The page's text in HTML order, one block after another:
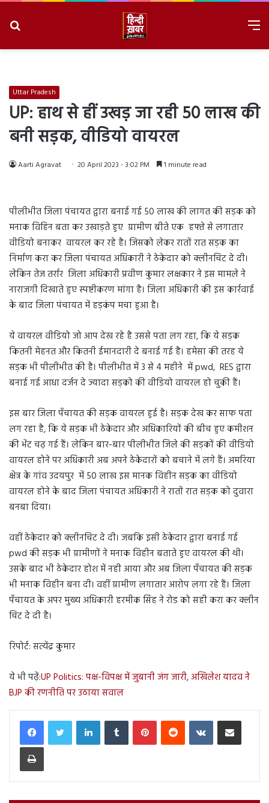
Uttar Pradesh
UP: हाथ से हीं उखड़ जा रही 50 लाख की
बनी सड़क, वीडियो वायरल
Aarti Agravat 20 April 2023 - 3:02 PM 1 minute read
पीलीभीत जिला पंचायत द्वारा बनाई गई 50 लाख की लागत की सड़क को
मनाक विहिन बता कर उखाड़ते हुए ग्रामीण बीते एक हफ्ते से लगातार
वीडियो बनाकर वायरल कर रहे है। जिसको लेकर रातों रात सड़क का
निर्माण करा कर जिला पंचायत अधिकारी ने ठेकेदार को क्लीनचिट दे दी।
लेकिन तेज तर्रार जिला अधिकारी प्रवीण कुमार लक्षकार ने इस मामले ने
नाराजगी दिखाते हुए स्पष्टीकरण मांगा है। जिला अधिकारी की इस कार्रवाई
के बाद जिला पंचायत में हड़कंप मचा हुआ है।
ये वायरल वीडियो जो आप देख रहे है उससे पता लग रहा, कि ये सड़क
कितनी मेहनत और कितनी ईमानदारी दे बनाई गई है। हमेसा की तरह ये
सड़क भी पीलीभीत की है। पीलीभीत में 3 से 4 महीने में pwd, RES द्वारा
बनाई गई आधा दर्जन दे ज्यादा सड़को की वीडियो वायरल हो चुकी हैं।
इस बार जिला पँचायत की सड़क वायरल हुई है। सड़क देख कर साफ पता
लग रहा है, कि ये सड़क भी ठेकेदार और अधिकारियों की बीच हुए कमीशन
की भेंट चढ़ गई हैं। लेकिन बार-बार पीलीभीत जिले की सड़कों की वीडियो
वायरल होने पर अधिकारी अब अपने ठेकेदारों को बचाने में लगे हैं। अमरिया
क्षेत्र के गांव उदयपुर में 50 लाख इस मानक विहीन सड़क का वीडियो
वायरल होने के बाद जिला पंचायत अधिकारी ने रातों रात सड़क को दुवारा
बनबा दिया।
वहीं ठेकेदार को क्लीनचिट दे दी। जबकि इसी ठेकेदार द्वारा बनाई गई
pwd की सड़क भी ग्रामीणों ने मनाक विहीन बताते हुए वायरल की थी।
उसके बाद भी ठेकेदार होश में नही आया और अब जिला पँचायत की सड़क
भी मनाक विहीन बना दी। वहीं ग्रामीण लगातार आरोप लगा रहे हैं। जिला
पँचायत के अपर मुख्य अधिकारी हरमीक सिंह ने रोड को सही करा कर क्लीन
चिट दे दी है।
रिपोर्ट: सत्येंद्र कुमार
ये भी पढ़ें:UP Politics: पक्ष-विपक्ष में जुबानी जंग जारी, अखिलेश यादव ने
BJP की रणनीति पर उठाया सवाल
LinkedInTumblr PinterestReddit VKontakteShare via Email
Print